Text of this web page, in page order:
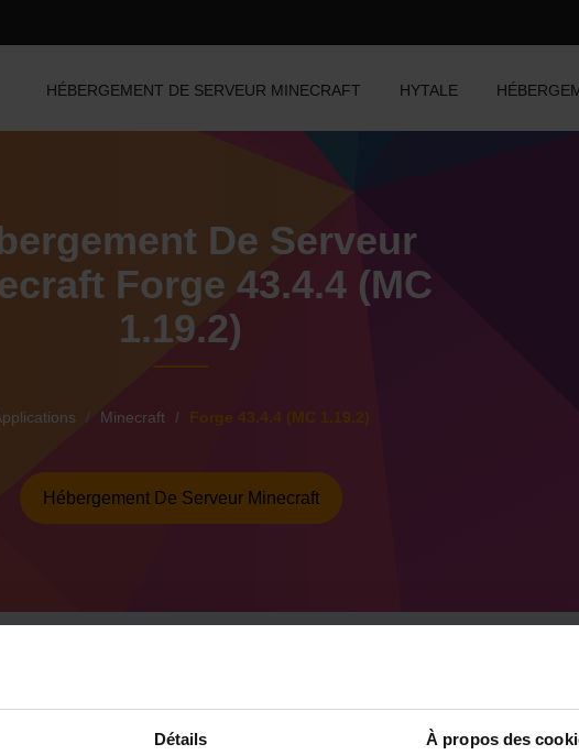
Détails À propos des
HÉBERGEMENT DE SERVEUR MINECRAFT HYTALE
De Serveur
Forge 43.4.4 (MC
1.19.2)
Minecraft Forge 43.4.4 (MC 1.19.2)
Hébergement De Serveur Minecraft
Comment créer un serveur